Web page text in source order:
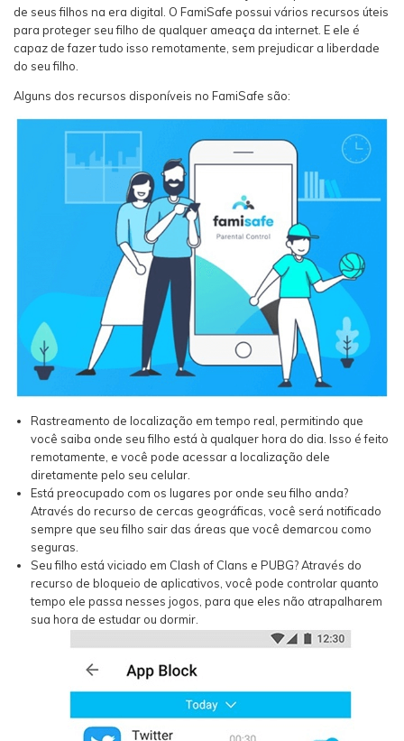
de seus filhos na era digital. O FamiSafe possui vários recursos úteis
para proteger seu filho de qualquer ameaça da internet. E ele é
capaz de fazer tudo isso remotamente, sem prejudicar a liberdade
do seu filho.
Alguns dos recursos disponíveis no FamiSafe são:
Rastreamento de localização em tempo real, permitindo que
você saiba onde seu filho está à qualquer hora do dia. Isso é feito
remotamente, e você pode acessar a localização dele
diretamente pelo seu celular.
Está preocupado com os lugares por onde seu filho anda?
Através do recurso de cercas geográficas, você será notificado
sempre que seu filho sair das áreas que você demarcou como
seguras.
Seu filho está viciado em Clash of Clans e PUBG? Através do
recurso de bloqueio de aplicativos, você pode controlar quanto
tempo ele passa nesses jogos, para que eles não atrapalharem
sua hora de estudar ou dormir.